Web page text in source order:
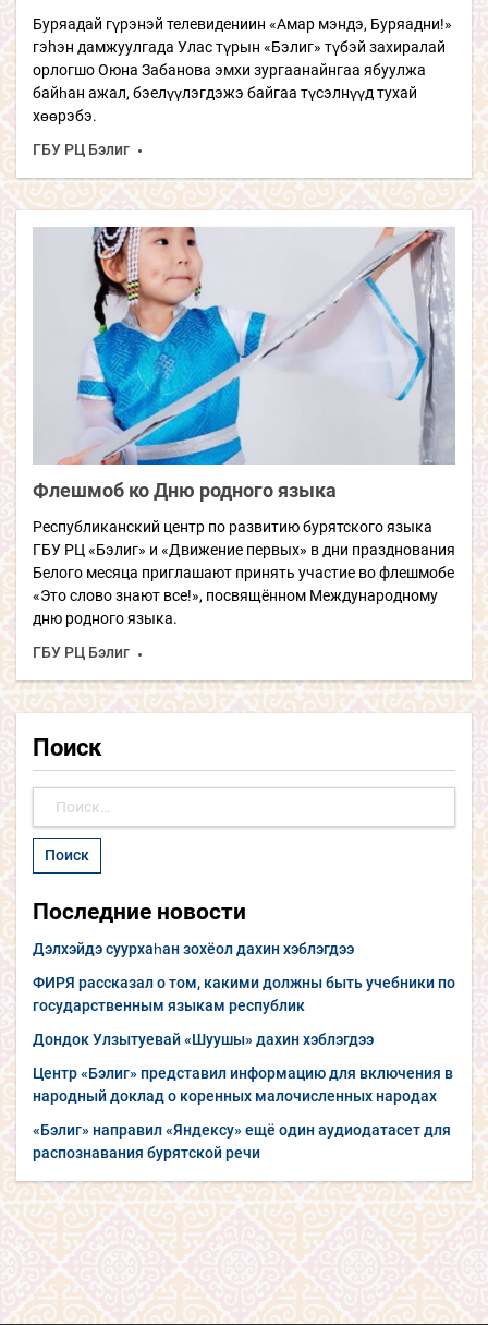
Буряадай гүрэнэй телевидениин «Амар мэндэ, Буряадни!»
гэhэн дамжуулгада Улас түрын «Бэлиг» түбэй захиралай
орлогшо Оюна Забанова эмхи зургаанайнгаа ябуулжа
байһан ажал, бэелүүлэгдэжэ байгаа түсэлнүүд тухай
хөөрэбэ.
ГБУ РЦ Бэлиг
Флешмоб ко Дню родного языка
Республиканский центр по развитию бурятского языка
ГБУ РЦ «Бэлиг» и «Движение первых» в дни празднования
Белого месяца приглашают принять участие во флешмобе
«Это слово знают все!», посвящённом Международному
дню родного языка.
ГБУ РЦ Бэлиг
Поиск
Найти:
Последние новости
Дэлхэйдэ суурхаһан зохёол дахин хэблэгдээ
ФИРЯ рассказал о том, какими должны быть учебники по
государственным языкам республик
Дондок Улзытуевай «Шуушы» дахин хэблэгдээ
Центр «Бэлиг» представил информацию для включения в
народный доклад о коренных малочисленных народах
«Бэлиг» направил «Яндексу» ещё один аудиодатасет для
распознавания бурятской речи